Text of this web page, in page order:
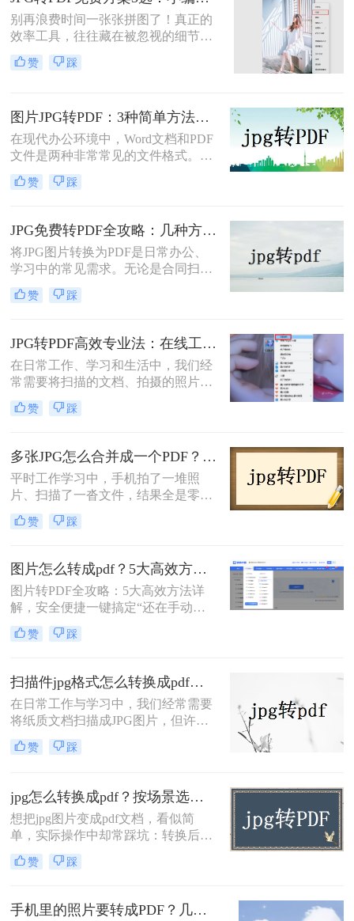
着操作半天还是没搞定。
别再浪费时间一张张拼图了！真正的
效率工具，往往藏在被忽视的细节
里。“我花了半小时，用PS把十几张
产品图合成PDF，同事却用10秒搞
赞 踩
图片JPG转PDF：3种简单方法按输出用途（打印/存档/分享）选！
在现代办公环境中，Word文档和PDF
文件是两种非常常见的文件格式。
Word文档因其编辑灵活而广受欢迎，
而PDF文件则因为其跨平台的兼容性
将Word文档转换为PDF格式是一项常
见需求。那么图片jpg怎么转换成pdf
呢？本文将介绍三种常用的Word转
PDF的方法。
赞 踩
JPG免费转PDF全攻略：几种方法的免费次数和文件限制对比！
将JPG图片转换为PDF是日常办公、
学习中的常见需求。无论是合同扫描
件存档，还是多张照片合并成文档，
选择合适的免费工具能高效完成任
本文将详细介绍几种免费的JPG转
PDF方法！
赞 踩
JPG转PDF高效专业法：在线工具和桌面软件的识别精度对比！
在日常工作、学习和生活中，我们经
常需要将扫描的文档、拍摄的照片或
设计的图片（通常是JPG格式）整合
到一个统一的PDF文件中，以便于传
上有许多软件声称可以完成此任务，
但本文将为您详细介绍几种排除WPS
后，依然高效、可靠且各具特色的
JPG转PDF方法。无论您使用的是
Windows、macOS系统，还是倾向于
在线工具或专业软件，总有一款适合
赞 踩
多张JPG怎么合并成一个PDF？这几种方法亲测好用！
平时工作学习中，手机拍了一堆照
片、扫描了一沓文件，结果全是零散
的JPG图片。发给别人吧，一张张传
太麻烦；自己存档吧，翻起来又费
文档，就能一次性解决传输和整理的
问题。PDF格式稳定、跨平台兼容性
好，不管在电脑还是手机上打开，排
版都不会乱。
赞 踩
图片怎么转成pdf？5大高效方法详解，安全便捷一键搞定！
图片转PDF全攻略：5大高效方法详
解，安全便捷一键搞定“还在手动拼
接图片？这些方法让图片转PDF像发
朋友圈一样简单！”作为一名从事电
知在职场和自媒体创作中，将图片转
换为PDF是高频需求。但市面上方法
繁多，操作繁琐、精度不足、安全隐
忧等问题常让用户头疼。今天，小编
结合多年测评经验，为大家梳理一套
排除WPS的实用方案，助你提升效
转转
赞 踩
扫描件jpg格式怎么转换成pdf？5种高效转换方法！
在日常工作与学习中，我们经常需要
将纸质文档扫描成JPG图片，但许多
系统（如政府网站、招聘平台、学校
系统）要求上传PDF格式文件。当你
式不符被系统拒之门外——"仅支持
PDF格式"、"文件类型错误"……这种
焦虑感我太熟悉了！
赞 踩
jpg怎么转换成pdf？按场景选对方法，不模糊也不乱序！
想把jpg图片变成pdf文档，看似简
单，实际操作中却常踩坑：转换后文
字发虚、多张图片顺序颠倒、文件体
积暴增无法发送，甚至担心证件照上
pdf”并没有标准答案，关键看你的具
体需求——是临时处理一两张图，还
赞 踩
手机里的照片要转成PDF？几种方法我都试了，照着做就行！